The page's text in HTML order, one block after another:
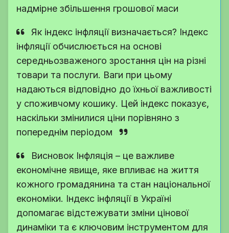
надмірне збільшення грошової маси
Як індекс інфляції визначається? Індекс
інфляції обчислюється на основі
середньозваженого зростання цін на різні
товари та послуги. Ваги при цьому
надаються відповідно до їхньої важливості
у споживчому кошику. Цей індекс показує,
наскільки змінилися ціни порівняно з
попереднім періодом
Висновок Інфляція – це важливе
економічне явище, яке впливає на життя
кожного громадянина та стан національної
економіки. Індекс інфляції в Україні
допомагає відстежувати зміни цінової
динаміки та є ключовим інструментом для